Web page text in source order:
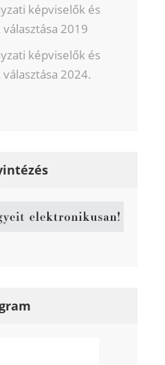
képviselők és
2019
képviselők és
2024.